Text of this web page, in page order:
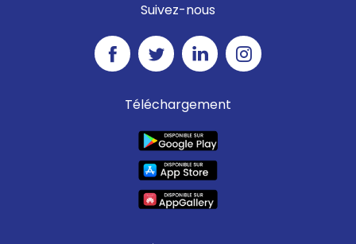
Suivez-nous
Téléchargement